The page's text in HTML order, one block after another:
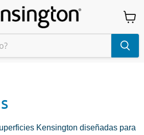
Ver
Kensington diseñadas para